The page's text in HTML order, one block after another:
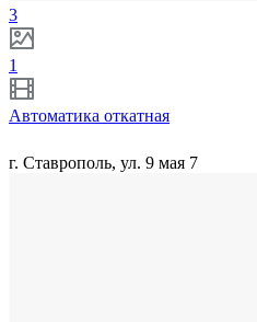
3
1
Автоматика откатная
г. Ставрополь, ул. 9 мая 7